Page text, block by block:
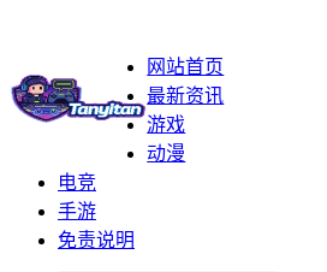
网站首页
最新资讯
游戏
动漫
电竞
手游
免责说明